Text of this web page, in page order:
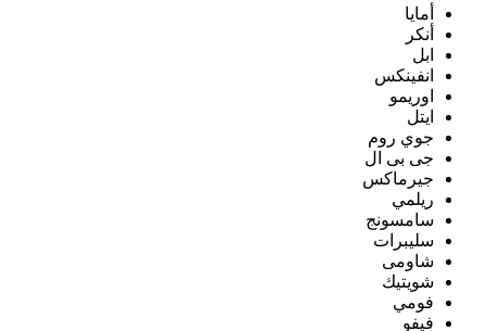
أمايا
أنكر
ابل
انفينكس
اوريمو
ايتل
جوي روم
جى بى ال
جيرماكس
ريلمي
سامسونج
سليبرات
شاومى
شويتيك
فومي
فيفو